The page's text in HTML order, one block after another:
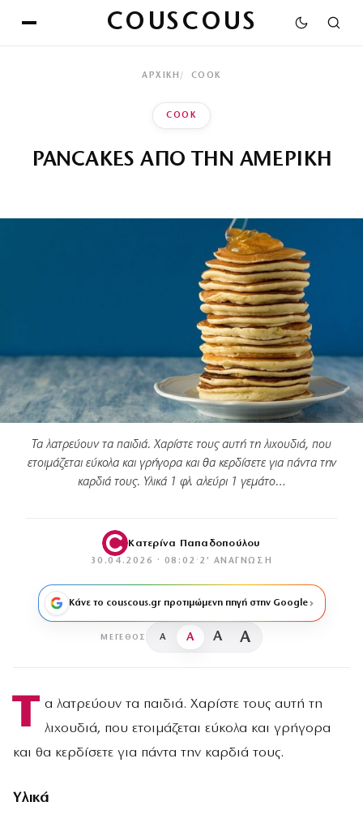
COUSCOUS
ΑΡΧΙΚΉ COOK
COOK
PANCAKES ΑΠΟ ΤΗΝ ΑΜΕΡΙΚΗ
Τα λατρεύουν τα παιδιά. Χαρίστε τους αυτή τη λιχουδιά, που
ετοιμάζεται εύκολα και γρήγορα και θα κερδίσετε για πάντα την
καρδιά τους. Υλικά 1 φλ. αλεύρι 1 γεμάτο…
Κατερίνα Παπαδοπούλου
30.04.2026 · 08:02 · 2′ ΑΝΆΓΝΩΣΗ
Κάνε το couscous.gr προτιμώμενη πηγή στην Google
ΜΈΓΕΘΟΣ A A A A
Τ α λατρεύουν τα παιδιά. Χαρίστε τους αυτή τη
λιχουδιά, που ετοιμάζεται εύκολα και γρήγορα
και θα κερδίσετε για πάντα την καρδιά τους.
Υλικά